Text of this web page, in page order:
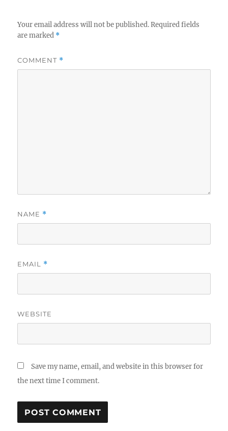
Your email address will not be published. Required fields
are marked *
COMMENT *
NAME *
EMAIL *
WEBSITE
Save my name, email, and website in this browser for
the next time I comment.